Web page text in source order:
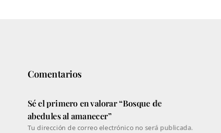
Comentarios
Sé el primero en valorar “Bosque de
abedules al amanecer”
Tu dirección de correo electrónico no será publicada.